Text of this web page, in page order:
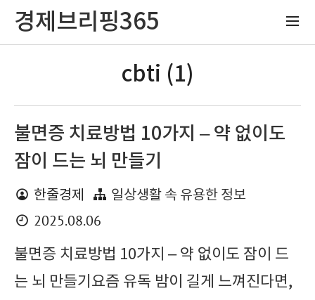
경제브리핑365
cbti (1)
불면증 치료방법 10가지 – 약 없이도
잠이 드는 뇌 만들기
한줄경제 일상생활 속 유용한 정보
2025.08.06
불면증 치료방법 10가지 – 약 없이도 잠이 드
는 뇌 만들기요즘 유독 밤이 길게 느껴진다면,